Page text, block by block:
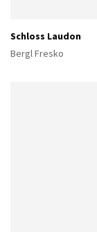
Schloss Laudon
Bergl Fresko